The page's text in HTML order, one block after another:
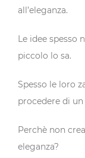
all’eleganza.
Le idee spesso
piccolo lo sa.
Spesso le loro
procedere di un
Perchè non
eleganza?